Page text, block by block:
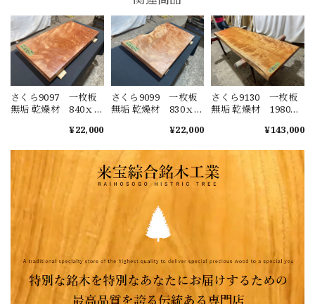
さくら9097 一枚板
無垢 乾燥材 840ｘ
ウンター テーブ
窓台 桜 チェリ
¥22,000
さくら9099 一枚板
無垢 乾燥材 830ｘ
カウンター テーブ
窓台 桜 チェリ
ー
¥22,000
さくら9130 一枚板
無垢 乾燥材 1980ｘ
ウンター センター
グテーブル チェリー
¥143,000